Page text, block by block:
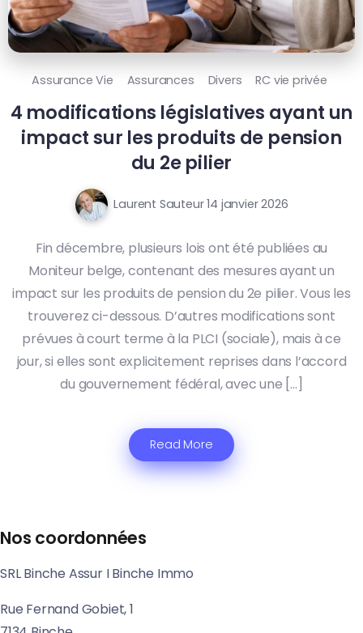
Assurance Vie Assurances Divers RC vie privée
4 modifications législatives ayant un
impact sur les produits de pension
du 2e pilier
Laurent Sauteur 14 janvier 2026
Fin décembre, plusieurs lois ont été publiées au
Moniteur belge, contenant des mesures ayant un
impact sur les produits de pension du 2e pilier. Vous les
trouverez ci-dessous. D’autres modifications sont
prévues à court terme à la PLCI (sociale), mais à ce
jour, si elles sont explicitement reprises dans l’accord
du gouvernement fédéral, avec une […]
Read More
Nos coordonnées
SRL Binche Assur I Binche Immo
Rue Fernand Gobiet, 1